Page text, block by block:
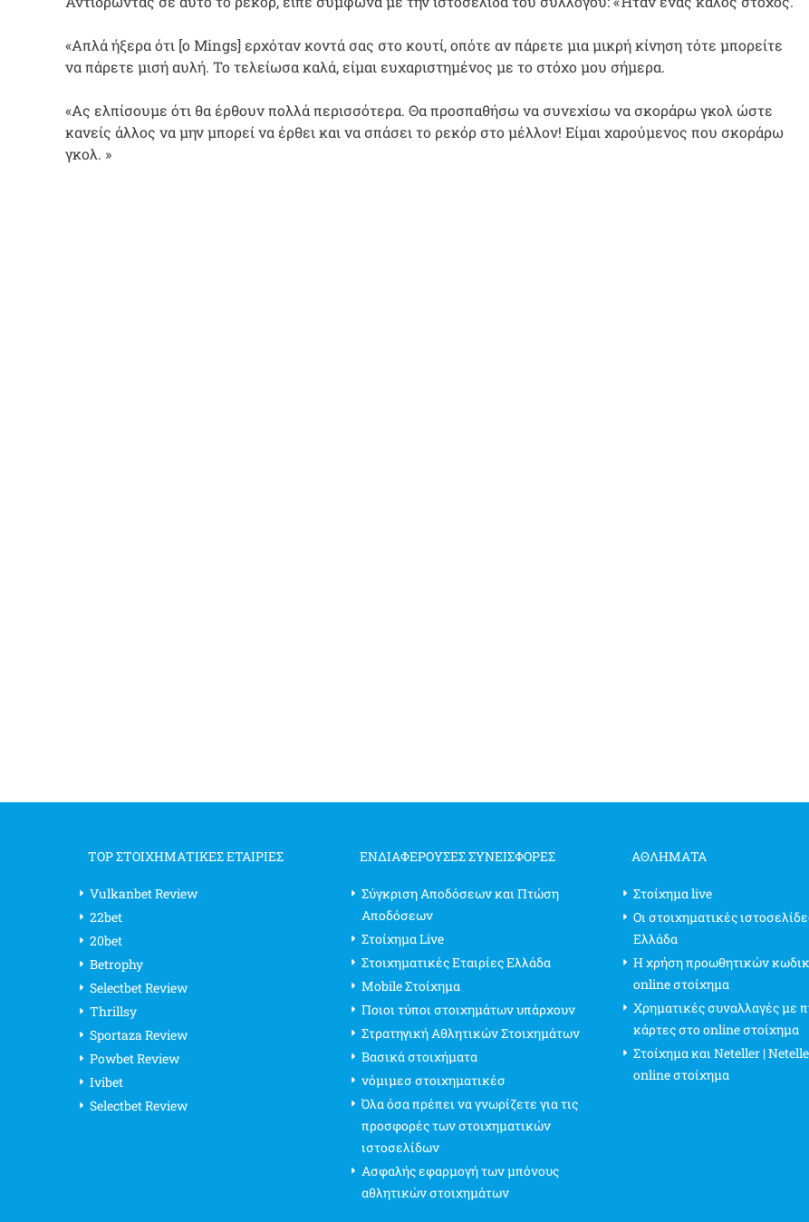
«Απλά ήξερα ότι [ο Mings] ερχόταν κοντά σας στο κουτί, οπότε αν πάρετε μια μικρή κίνηση τότε μπορείτε
να πάρετε μισή αυλή. Το τελείωσα καλά, είμαι ευχαριστημένος με το στόχο μου σήμερα.
«Ας ελπίσουμε ότι θα έρθουν πολλά περισσότερα. Θα προσπαθήσω να συνεχίσω να σκοράρω γκολ ώστε
κανείς άλλος να μην μπορεί να έρθει και να σπάσει το ρεκόρ στο μέλλον! Είμαι χαρούμενος που σκοράρω
γκολ. »
TOP ΣΤΟΙΧΗΜΑΤΙΚΕΣ ΕΤΑΙΡΙΕΣ
Vulkanbet Review
22bet
20bet
Betrophy
Selectbet Review
Thrillsy
Sportaza Review
Powbet Review
Ivibet
Selectbet Review
ΕΝΔΙΑΦΈΡΟΥΣΕΣ ΣΥΝΕΙΣΦΟΡΈΣ
Σύγκριση Αποδόσεων και Πτώση
Αποδόσεων
Στοίχημα Live
Στοιχηματικές Εταιρίες Ελλάδα
Mobile Στοίχημα
Ποιοι τύποι στοιχημάτων υπάρχουν
Στρατηγική Αθλητικών Στοιχημάτων
Βασικά στοιχήματα
νόμιμεσ στοιχηματικέσ
Όλα όσα πρέπει να γνωρίζετε για τις
προσφορές των στοιχηματικών
ιστοσελίδων
Ασφαλής εφαρμογή των μπόνους
αθλητικών στοιχημάτων
ΑΘΛΗΜΑΤΑ
Στοίχημα live
Οι στοιχηματικές
Ελλάδα
Η χρήση προωθητικών
online στοίχημα
Χρηματικές συναλλαγές με
κάρτες στο online στοίχημα
Στοίχημα και Neteller |
online στοίχημα